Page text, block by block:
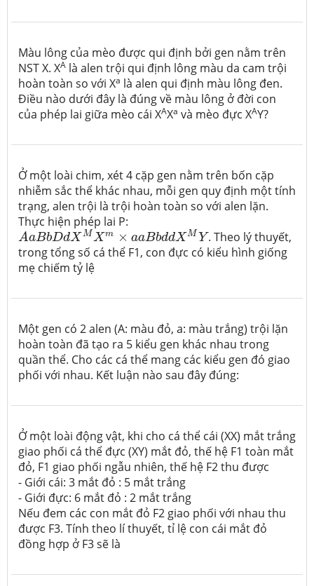
Màu lông của mèo được qui định bởi gen nằm trên
NST X. XA là alen trội qui định lông màu da cam trội
hoàn toàn so với Xa là alen qui định màu lông đen.
Điều nào dưới đây là đúng về màu lông ở đời con
của phép lai giữa mèo cái XAXa và mèo đực XAY?
Ở một loài chim, xét 4 cặp gen nằm trên bốn cặp
nhiễm sắc thể khác nhau, mỗi gen quy định một tính
trạng, alen trội là trội hoàn toàn so với alen lặn.
Thực hiện phép lai P:
AaBbDdX MXm × aaBbddXM Y
AaBbDdXMXm× aa bddXMY
. Theo lý thuyết,
trong tổng số cá thể F1, con đực có kiểu hình giống
mẹ chiếm tỷ lệ
Một gen có 2 alen (A: màu đỏ, a: màu trắng) trội lặn
hoàn toàn đã tạo ra 5 kiểu gen khác nhau trong
quần thể. Cho các cá thể mang các kiểu gen đó giao
phối với nhau. Kết luận nào sau đây đúng:
Ở một loài động vật, khi cho cá thể cái (XX) mắt trắng
giao phối cá thể đực (XY) mắt đỏ, thế hệ F1 toàn mắt
đỏ, F1 giao phối ngẫu nhiên, thế hệ F2 thu được
- Giới cái: 3 mắt đỏ : 5 mắt trắng
- Giới đực: 6 mắt đỏ : 2 mắt trắng
Nếu đem các con mắt đỏ F2 giao phối với nhau thu
được F3. Tính theo lí thuyết, tỉ lệ con cái mắt đỏ
đồng hợp ở F3 sẽ là